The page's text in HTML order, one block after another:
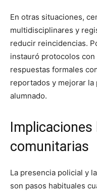
En otras situaciones,
multidisciplinares y
reducir reincidencias.
instauró protocolos
respuestas formales
reportados y mejorar
alumnado.
comunitarias
La presencia policial y
son pasos habituales